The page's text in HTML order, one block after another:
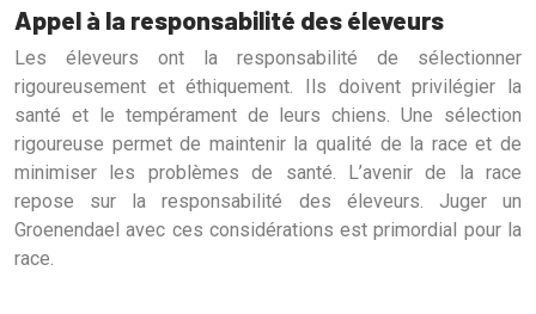
Appel à la responsabilité des éleveurs
Les éleveurs ont la responsabilité de sélectionner
rigoureusement et éthiquement. Ils doivent privilégier la
santé et le tempérament de leurs chiens. Une sélection
rigoureuse permet de maintenir la qualité de la race et de
minimiser les problèmes de santé. L’avenir de la race
repose sur la responsabilité des éleveurs. Juger un
Groenendael avec ces considérations est primordial pour la
race.